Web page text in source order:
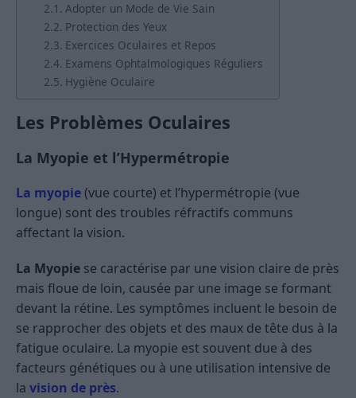
Adopter un Mode de Vie Sain
Protection des Yeux
Exercices Oculaires et Repos
Examens Ophtalmologiques Réguliers
Hygiène Oculaire
Les Problèmes Oculaires
La Myopie et l’Hypermétropie
La myopie (vue courte) et l’hypermétropie (vue
longue) sont des troubles réfractifs communs
affectant la vision.
La Myopie se caractérise par une vision claire de près
mais floue de loin, causée par une image se formant
devant la rétine. Les symptômes incluent le besoin de
se rapprocher des objets et des maux de tête dus à la
fatigue oculaire. La myopie est souvent due à des
facteurs génétiques ou à une utilisation intensive de
la vision de près.